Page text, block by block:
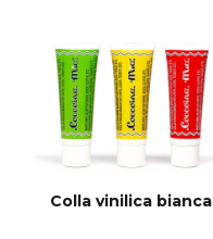
Colla vinilica bianca